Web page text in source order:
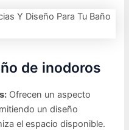
de inodoros
Ofrecen un aspecto
un diseño
el espacio disponible.